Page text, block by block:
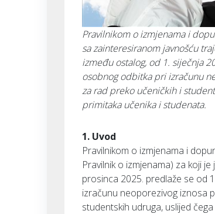
Pravilnikom o izmjenama i
sa zainteresiranom javnošću
između ostalog, od 1. siječnja
osobnog odbitka pri izračunu
za rad preko učeničkih i
primitaka učenika i studenata.
1. Uvod
Pravilnikom o izmjenama i
Pravilnik o izmjenama) za koji
prosinca 2025. predlaže se od
izračunu neoporezivog iznosa
studentskih udruga, uslijed